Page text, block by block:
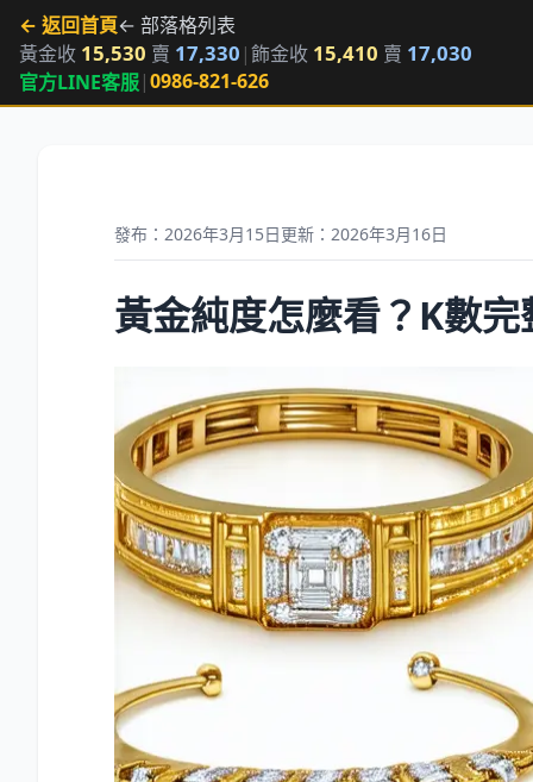
← 返回首頁← 部落格列表
黃金收 15,530 賣 17,330 |飾金收 15,410 賣 17,030
官方LINE客服|0986-821-626
發布：2026年3月15日更新：2026年3月16日
黃金純度怎麼看？K數完